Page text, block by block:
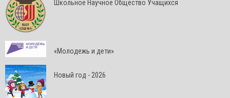
Школьное Научное Общество Учащихся
«Молодежь и дети»
Новый год - 2026